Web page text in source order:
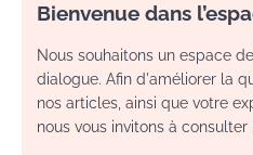
Bienvenue dans
Nous souhaitons un espace
dialogue. Afin d'améliorer la
nos articles, ainsi que votre
nous vous invitons à consulter